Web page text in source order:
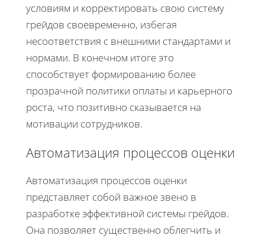
условиям и корректировать свою систему
грейдов своевременно, избегая
несоответствия с внешними стандартами и
нормами. В конечном итоге это
способствует формированию более
прозрачной политики оплаты и карьерного
роста, что позитивно сказывается на
мотивации сотрудников.
Автоматизация процессов оценки
Автоматизация процессов оценки
представляет собой важное звено в
разработке эффективной системы грейдов.
Она позволяет существенно облегчить и